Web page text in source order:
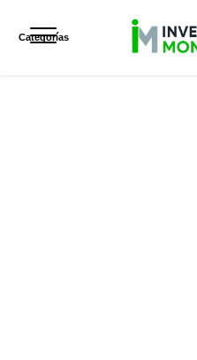
Categorías
Inicio Inicio PROFESIONAL